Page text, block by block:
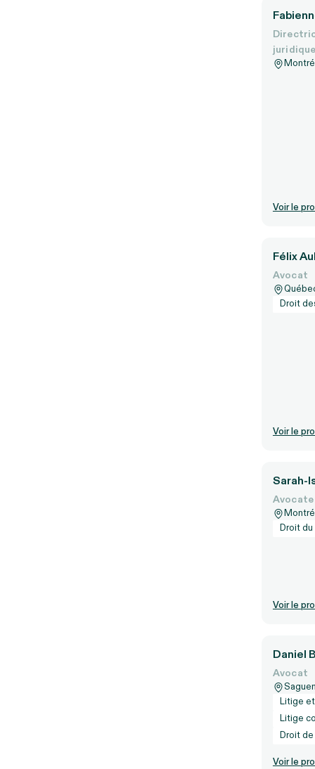
Voir le
Félix
Avocat
Droit
Voir le
Sarah-
Avocate
Droit du
Voir le
Daniel
Avocat
Litige
Litige
Droit
Voir le